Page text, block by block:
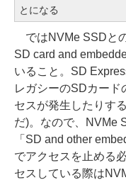
とになる
ではNVMe SSDと
SD card and
いること。SD
レガシーのSDカード
セスが発生したりす
だ)。なので、NVMe
「SD and other
でアクセスを止める
セスしている際は